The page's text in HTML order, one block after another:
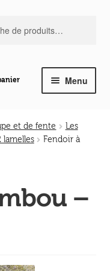
Menu
le
menu
enfant
et de fente
Les
lamelles
Fendoir à
–